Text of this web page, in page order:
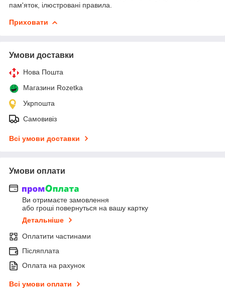
пам'яток, ілюстровані правила.
Приховати
Умови доставки
Нова Пошта
Магазини Rozetka
Укрпошта
Самовивіз
Всі умови доставки
Умови оплати
Ви отримаєте замовлення
або гроші повернуться на вашу картку
Детальніше
Оплатити частинами
Післяплата
Оплата на рахунок
Всі умови оплати